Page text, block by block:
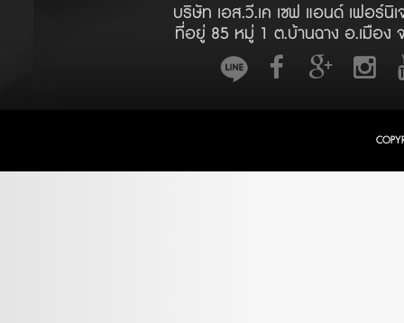
บริษัท เอส.วี.เค เซฟ แอนด์ เฟอร์นิ
ที่อยู่ 85 หมู่ 1 ต.บ้านฉาง อ.เมือง